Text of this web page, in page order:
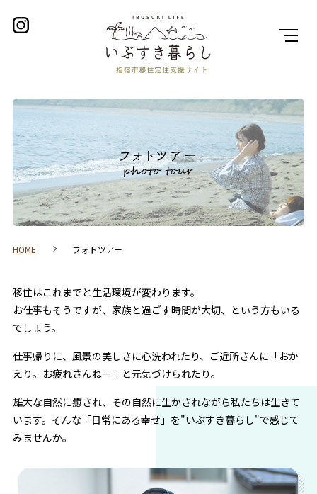
フォトツアー
HOME フォトツアー
移住はこれまでと生活環境が変わります。
お仕事もそうですが、家族と過ごす時間が大切、という方もいる
でしょう。
仕事帰りに、風景の美しさに心洗われたり、ご近所さんに「おか
えり。お疲れさんねー」と元気づけられたり。
雄大な自然に癒され、その自然に生かされながら私たちは生きて
います。そんな「日常にある幸せ」を"いぶすき暮らし"で感じて
みませんか。